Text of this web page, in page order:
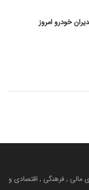
خودرو امروز
مالی , فرهنگی , اقتصادی و